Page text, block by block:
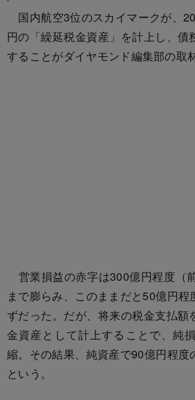
国内航空3位のスカイマークが、
円の「繰延税金資産」を計上し、債
することがダイヤモンド編集部の取
営業損益の赤字は300億円程度（
まで膨らみ、このままだと50億円
ずだった。だが、将来の税金支払額
金資産として計上することで、純
縮。その結果、純資産で90億円程度
という。